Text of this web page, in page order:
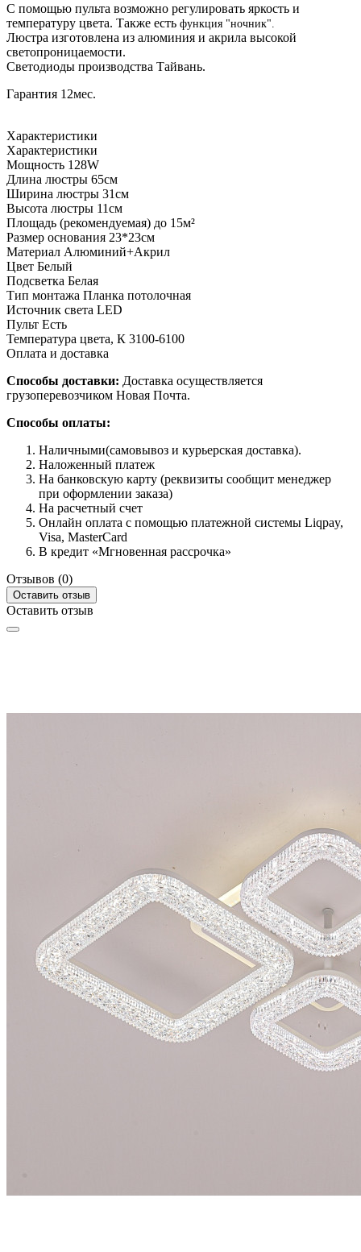
С помощью пульта возможно регулировать яркость и
температуру цвета. Также есть функция "ночник".
Люстра изготовлена из алюминия и акрила высокой
светопроницаемости.
Светодиоды производства Тайвань.
Гарантия 12мес.
Характеристики
Характеристики
Мощность 128W
Длина люстры 65см
Ширина люстры 31см
Высота люстры 11см
Площадь (рекомендуемая) до 15м²
Размер основания 23*23см
Материал Алюминий+Акрил
Цвет Белый
Подсветка Белая
Тип монтажа Планка потолочная
Источник света LED
Пульт Есть
Температура цвета, К 3100-6100
Оплата и доставка
Способы доставки: Доставка осуществляется
грузоперевозчиком Новая Почта.
Способы оплаты:
Наличными(самовывоз и курьерская доставка).
Наложенный платеж
На банковскую карту (реквизиты сообщит менеджер
при оформлении заказа)
На расчетный счет
Онлайн оплата с помощью платежной системы Liqpay,
Visa, MasterCard
В кредит «Мгновенная рассрочка»
Отзывов (0)
Оставить отзыв
Оставить отзыв